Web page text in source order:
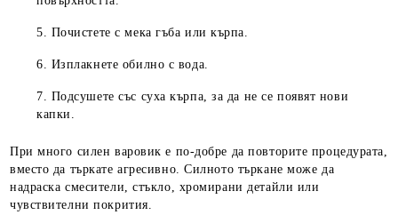
Почистете с мека гъба или кърпа.
Изплакнете обилно с вода.
Подсушете със суха кърпа, за да не се появят нови
капки.
При много силен варовик е по-добре да повторите процедурата,
вместо да търкате агресивно. Силното търкане може да
надраска смесители, стъкло, хромирани детайли или
чувствителни покрития.